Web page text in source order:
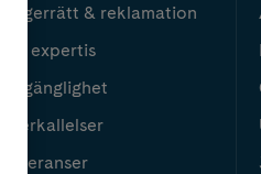
Ångerrätt & reklamation
Vår expertis
Tillgänglighet
Återkallelser
Leveranser